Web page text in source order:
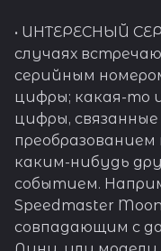
• ИНТЕРЕСНЫЙ
случаях
серийным
цифры; какая-то
цифры,
преобразованием
каким-нибудь
событием.
Speedmaster
совпадающим с